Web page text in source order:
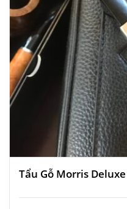
Tẩu Gỗ Morris Deluxe